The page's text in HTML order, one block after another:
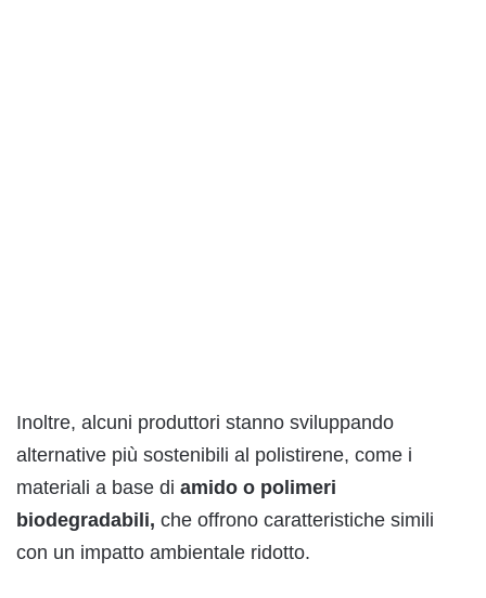
Inoltre, alcuni produttori stanno sviluppando
alternative più sostenibili al polistirene, come i
materiali a base di amido o polimeri
biodegradabili, che offrono caratteristiche simili
con un impatto ambientale ridotto.